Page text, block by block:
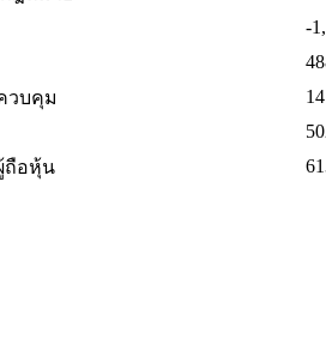
-
วบคุม
ถือหุ้น